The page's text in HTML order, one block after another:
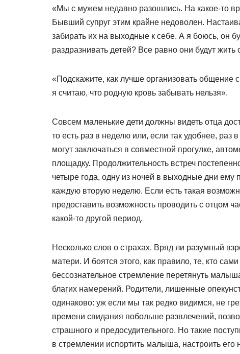
«Мы с мужем недавно разошлись. На какое-то
Бывший супруг этим крайне недоволен.
забирать их на выходные к себе. А я боюсь, он
раздразнивать детей? Все равно они будут жить
«Подскажите, как лучше организовать
я считаю, что родную кровь забывать нельзя».
Совсем маленькие дети должны видеть отца
то есть раз в неделю или, если так удобнее, раз
могут заключаться в совместной прогулке,
площадку. Продолжительность встреч
четыре года, одну из ночей в выходные дни ему
каждую вторую неделю. Если есть такая
предоставить возможность проводить с отцом
какой-то другой период.
Несколько слов о страхах. Вряд ли разумный
матери. И боятся этого, как правило, те, кто
бессознательное стремление перетянуть
благих намерений. Родители, лишенные
одинаково: уж если мы так редко видимся, не
времени свидания побольше развлечений,
страшного и предосудительного. Но такие
в стремлении испортить малыша, настроить его